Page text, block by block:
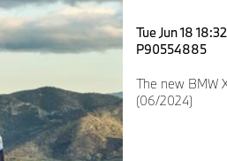
Tue Jun 18
P90554885
The new BMW
(06/2024)